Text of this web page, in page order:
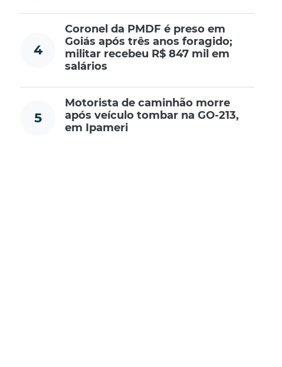
4
Coronel da PMDF é preso em
Goiás após três anos foragido;
militar recebeu R$ 847 mil em
salários
5
Motorista de caminhão morre
após veículo tombar na GO-213,
em Ipameri